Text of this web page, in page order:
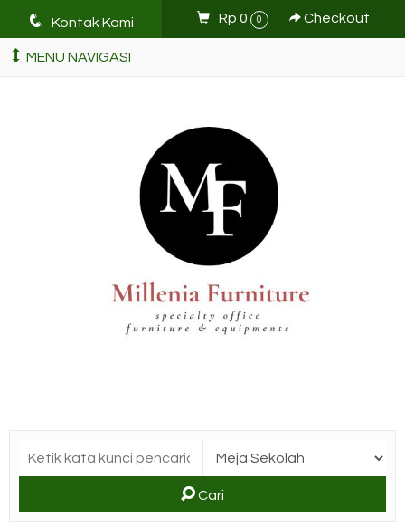
q Kontak Kami Rp 0 0 Checkout
MENU NAVIGASI
Cari